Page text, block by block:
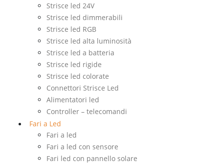
Strisce led 24V
Strisce led dimmerabili
Strisce led RGB
Strisce led alta luminosità
Strisce led a batteria
Strisce led rigide
Strisce led colorate
Connettori Strisce Led
Alimentatori led
Controller – telecomandi
Fari a Led
Fari a led
Fari a led con sensore
Fari led con pannello solare